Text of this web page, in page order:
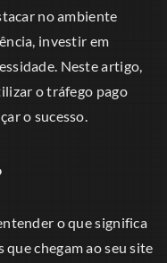
no ambiente
investir em
Neste artigo,
o tráfego pago
o sucesso.
o que significa
chegam ao seu site